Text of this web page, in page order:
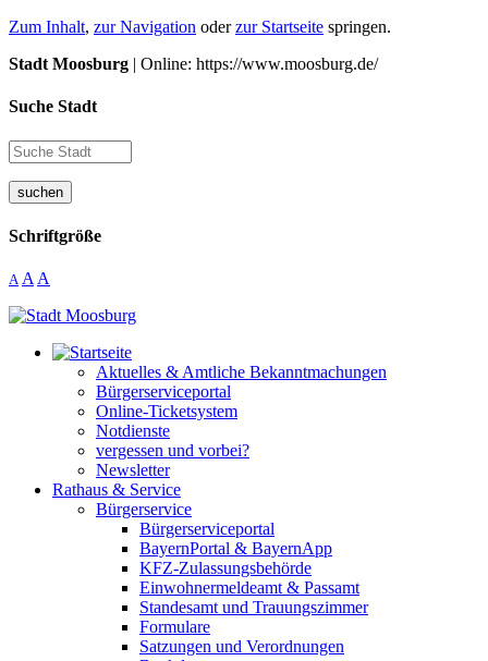
Zum Inhalt, zur Navigation oderzur Startseite springen.
Stadt Moosburg | Online: https://www.moosburg.de/
Suche Stadt
suchen
Schriftgröße
A A A
Aktuelles & Amtliche Bekanntmachungen
Bürgerserviceportal
Online-Ticketsystem
Notdienste
vergessen und vorbei?
Newsletter
Rathaus & Service
Bürgerservice
Bürgerserviceportal
BayernPortal & BayernApp
KFZ-Zulassungsbehörde
Einwohnermeldeamt & Passamt
Standesamt und Trauungszimmer
Formulare
Satzungen und Verordnungen